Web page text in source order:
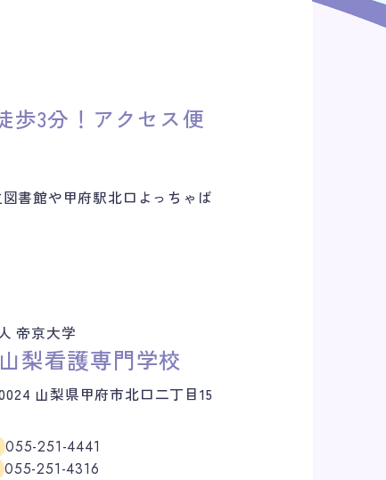
歩3分！アクセス便
書館や甲府駅北口よっちゃば
帝京大学
梨看護専門学校
山梨県甲府市北口二丁目15
055-251-4441
055-251-4316